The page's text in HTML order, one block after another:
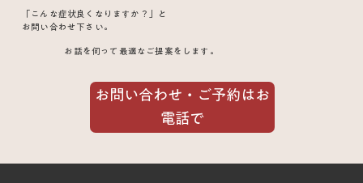
お問い合わせ・ご予約はお
電話で
「こんな症状良くなりますか？」と
お問い合わせ下さい。
お話を伺って最適なご提案をします。
眠。単身赴任 40代男性を救った鍼灸治
療例